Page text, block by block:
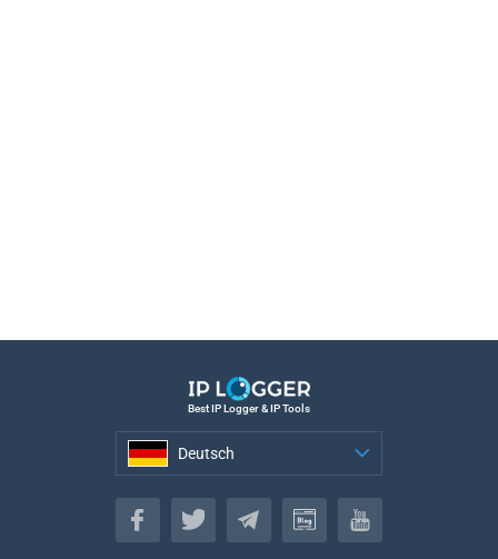
Best IP Logger & IP Tools
Deutsch
Deutsch